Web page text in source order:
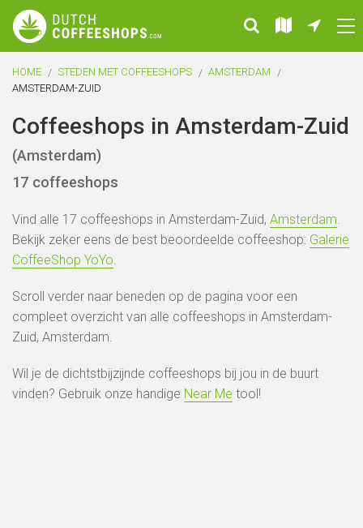
HOME STEDEN MET COFFEESHOPS
AMSTERDAM
AMSTERDAM-ZUID
Coffeeshops in Amsterdam-Zuid
(Amsterdam)
17 coffeeshops
Vind alle 17 coffeeshops in Amsterdam-Zuid, Amsterdam.
Bekijk zeker eens de best beoordeelde coffeeshop: Galerie
CoffeeShop YoYo.
Scroll verder naar beneden op de pagina voor een
compleet overzicht van alle coffeeshops in Amsterdam-
Zuid, Amsterdam.
Wil je de dichtstbijzijnde coffeeshops bij jou in de buurt
vinden? Gebruik onze handige Near Me tool!